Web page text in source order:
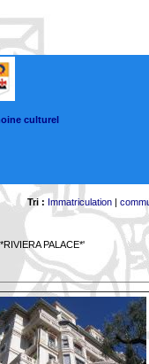
culturel
Tri : Immatriculation|
PALACE*'